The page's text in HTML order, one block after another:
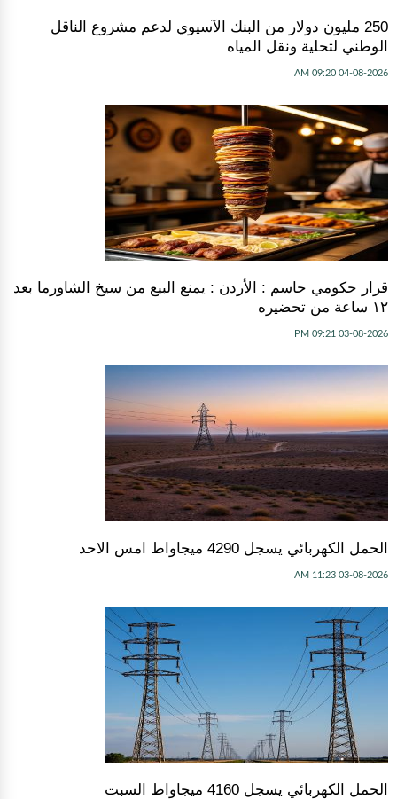
250 مليون دولار من البنك الآسيوي لدعم مشروع الناقل
الوطني لتحلية ونقل المياه
04-08-2026 09:20 AM
قرار حكومي حاسم : الأردن : يمنع البيع من سيخ الشاورما بعد
١٢ ساعة من تحضيره
03-08-2026 09:21 PM
الحمل الكهربائي يسجل 4290 ميجاواط امس الاحد
03-08-2026 11:23 AM
الحمل الكهربائي يسجل 4160 ميجاواط السبت